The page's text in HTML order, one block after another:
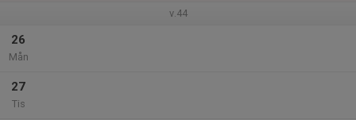
v.44
26
Mån
27
Tis